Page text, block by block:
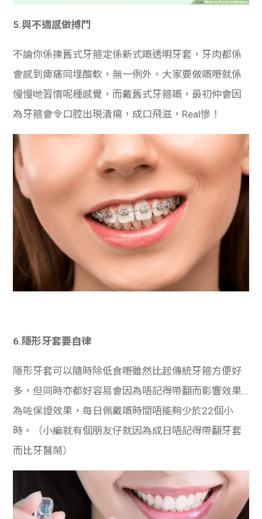
5.與不適感做搏鬥
不論你係揀舊式牙箍定係新式嘅透明牙套，牙肉都係
會感到痺痛同埋酸軟，無一例外。大家要做嘅嘢就係
慢慢哋習慣呢種感覺，而戴舊式牙箍嘅，最初仲會因
為牙箍會令口腔出現潰瘍，成口飛滋，Real慘！
6.隱形牙套要自律
隱形牙套可以隨時除低食嘢雖然比起傳統牙箍方便好
多，但同時亦都好容易會因為唔記得帶翻而影響效果…
為咗保證效果，每日佩戴嘅時間唔能夠少於22個小
時。（小編就有個朋友仔就因為成日唔記得帶翻牙套
而比牙醫鬧）